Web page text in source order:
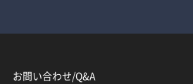
お問い合わせ/Q&A